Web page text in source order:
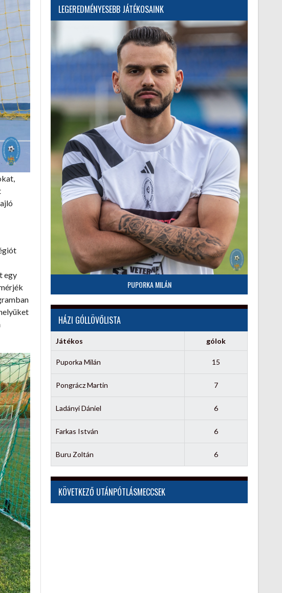
egy
LEGEREDMÉNYESEBB JÁTÉKOSAINK
PUPORKA MILÁN
HÁZI GÓLLÖVŐLISTA
Játékos gólok
Puporka Milán 15
Pongrácz Martin 7
Ladányi Dániel 6
Farkas István 6
Buru Zoltán 6
KÖVETKEZŐ UTÁNPÓTLÁSMECCSEK